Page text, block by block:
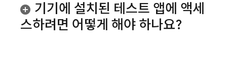
기기에 설치된 테스트 앱에 액세
스하려면 어떻게 해야 하나요?